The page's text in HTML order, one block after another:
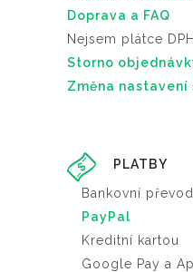
Doprava a FAQ
Nejsem plátce DPH
Storno
Změna nastavení
PLATBY
Bankovní převod
PayPal
Kreditní kartou
Google Pay a